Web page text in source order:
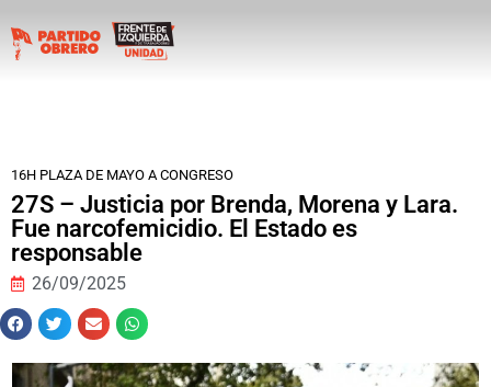
16H PLAZA DE MAYO A CONGRESO
27S – Justicia por Brenda, Morena y Lara.
Fue narcofemicidio. El Estado es
responsable
26/09/2025